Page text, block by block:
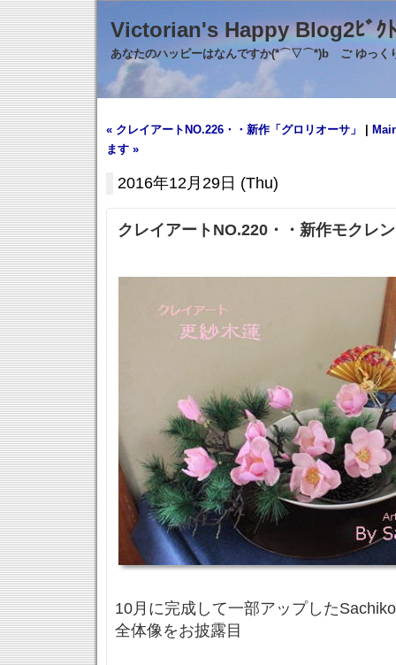
Victorian's Happy
あなたのハッピーはなんですか(*⌒▽⌒*)b ご ゆっく
« クレイアートNO.226・・新作「グロリオーサ」
ます »
2016年12月29日 (Thu)
クレイアートNO.220・・新作モク
10月に完成して一部アップした
全体像をお披露目